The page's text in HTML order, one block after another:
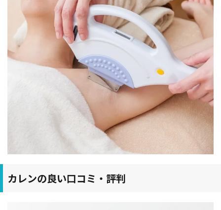
カレンの良い口コミ・評判